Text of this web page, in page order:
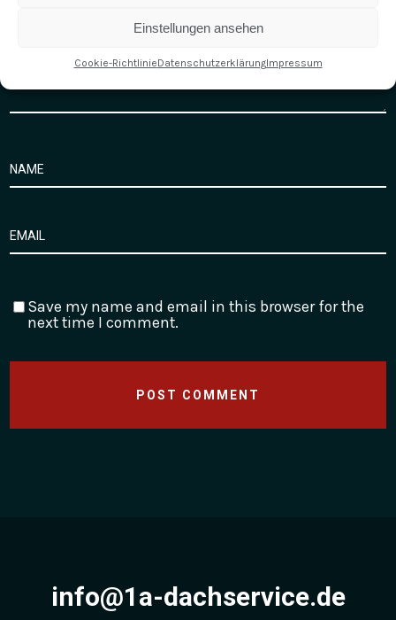
Einstellungen ansehen
Cookie-RichtlinieDatenschutzerklärungImpressum
Save my name and email in this browser for the
next time I comment.
info@1a-dachservice.de